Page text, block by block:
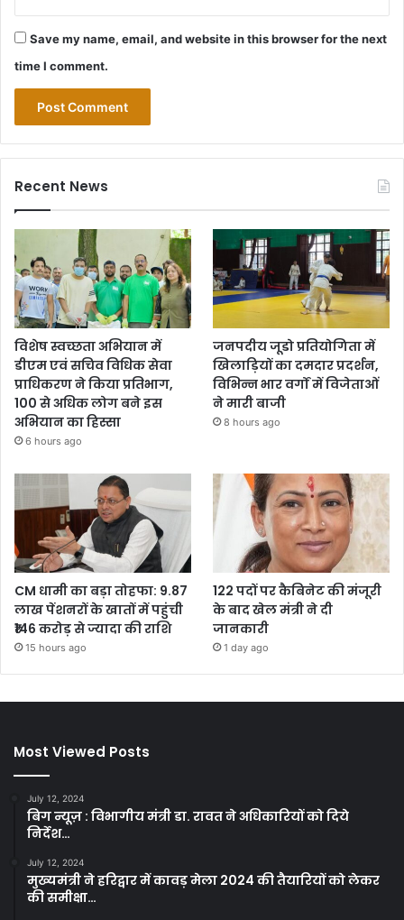
Save my name, email, and website in this browser for the next
time I comment.
Recent News
विशेष स्वच्छता अभियान में
डीएम एवं सचिव विधिक सेवा
प्राधिकरण ने किया प्रतिभाग,
100 से अधिक लोग बने इस
अभियान का हिस्सा
6 hours ago
जनपदीय जूडो प्रतियोगिता में
खिलाड़ियों का दमदार प्रदर्शन,
विभिन्न भार वर्गों में विजेताओं
ने मारी बाजी
8 hours ago
CM धामी का बड़ा तोहफा: 9.87
लाख पेंशनरों के खातों में पहुंची
₹146 करोड़ से ज्यादा की राशि
15 hours ago
122 पदों पर कैबिनेट की मंजूरी
के बाद खेल मंत्री ने दी
जानकारी
1 day ago
Most Viewed Posts
July 12, 2024
बिग न्यूज़ : विभागीय मंत्री डा. रावत ने अधिकारियों को दिये
निर्देश…
July 12, 2024
मुख्यमंत्री ने हरिद्वार में कावड़ मेला 2024 की तैयारियों को लेकर
की समीक्षा…